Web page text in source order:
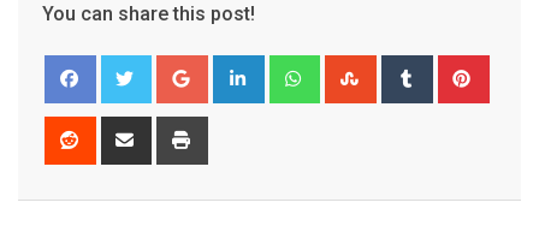
You can share this post!
Google+ LinkedIn WhatsappStumbleUpon
Tumblr
Reddit
Share